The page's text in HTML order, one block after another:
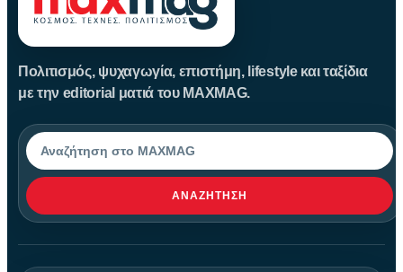
Πολιτισμός, ψυχαγωγία, επιστήμη, lifestyle και ταξίδια
με την editorial ματιά του MAXMAG.
Αναζήτηση
ΑΝΑΖΉΤΗΣΗ